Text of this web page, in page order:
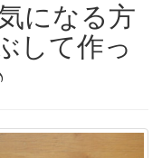
になる方
して作っ